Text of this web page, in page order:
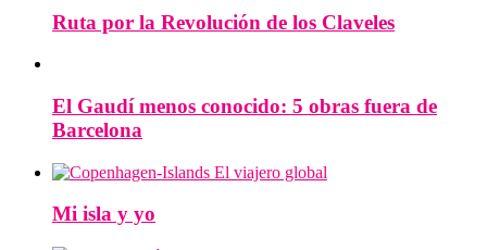
Ruta por la Revolución de los Claveles
El Gaudí menos conocido: 5 obras fuera de
Barcelona
Mi isla y yo